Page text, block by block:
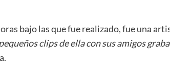
bajo las que fue realizado, fue una
clips de ella con sus amigos